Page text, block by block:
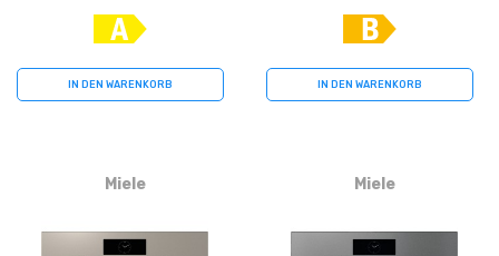
IN DEN WARENKORB IN DEN WARENKORB
Miele Miele